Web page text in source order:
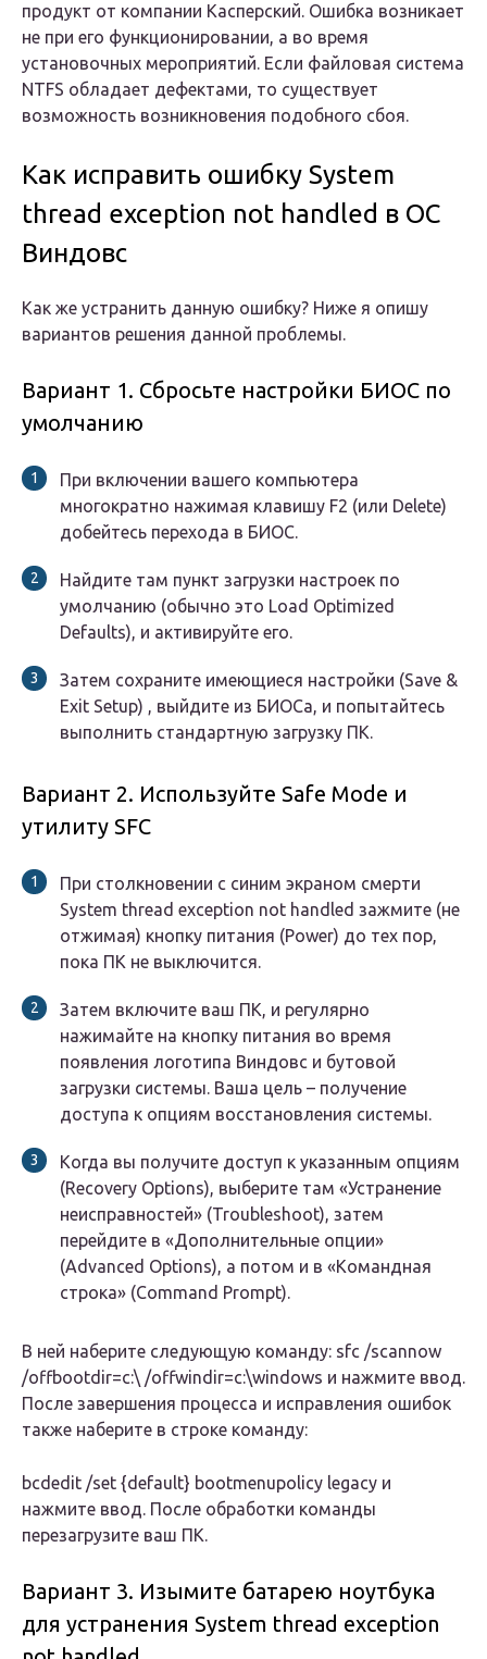
продукт от компании Касперский. Ошибка возникает
не при его функционировании, а во время
установочных мероприятий. Если файловая система
NTFS обладает дефектами, то существует
возможность возникновения подобного сбоя.
Как исправить ошибку System
thread exception not handled в ОС
Виндовс
Как же устранить данную ошибку? Ниже я опишу
вариантов решения данной проблемы.
Вариант 1. Сбросьте настройки БИОС по
умолчанию
При включении вашего компьютера
многократно нажимая клавишу F2 (или Delete)
добейтесь перехода в БИОС.
Найдите там пункт загрузки настроек по
умолчанию (обычно это Load Optimized
Defaults), и активируйте его.
Затем сохраните имеющиеся настройки (Save &
Exit Setup) , выйдите из БИОСа, и попытайтесь
выполнить стандартную загрузку ПК.
Вариант 2. Используйте Safe Mode и
утилиту SFC
При столкновении с синим экраном смерти
System thread exception not handled зажмите (не
отжимая) кнопку питания (Power) до тех пор,
пока ПК не выключится.
Затем включите ваш ПК, и регулярно
нажимайте на кнопку питания во время
появления логотипа Виндовс и бутовой
загрузки системы. Ваша цель – получение
доступа к опциям восстановления системы.
Когда вы получите доступ к указанным опциям
(Recovery Options), выберите там «Устранение
неисправностей» (Troubleshoot), затем
перейдите в «Дополнительные опции»
(Advanced Options), а потом и в «Командная
строка» (Command Prompt).
В ней наберите следующую команду: sfc /scannow
/offbootdir=c:\ /offwindir=c:\windows и нажмите ввод.
После завершения процесса и исправления ошибок
также наберите в строке команду:
bcdedit /set {default} bootmenupolicy legacy и
нажмите ввод. После обработки команды
перезагрузите ваш ПК.
Вариант 3. Изымите батарею ноутбука
для устранения System thread exception